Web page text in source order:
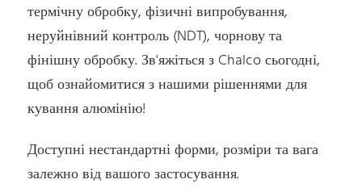
термічну обробку, фізичні випробування,
неруйнівний контроль (NDT), чорнову та
фінішну обробку. Зв'яжіться з Chalco сьогодні,
щоб ознайомитися з нашими рішеннями для
кування алюмінію!
Доступні нестандартні форми, розміри та вага
залежно від вашого застосування.